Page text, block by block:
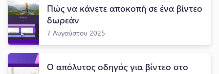
Πώς να κάνετε αποκοπή σε ένα βίντεο
δωρεάν
7 Αυγούστου 2025
Ο απόλυτος οδηγός για βίντεο στο